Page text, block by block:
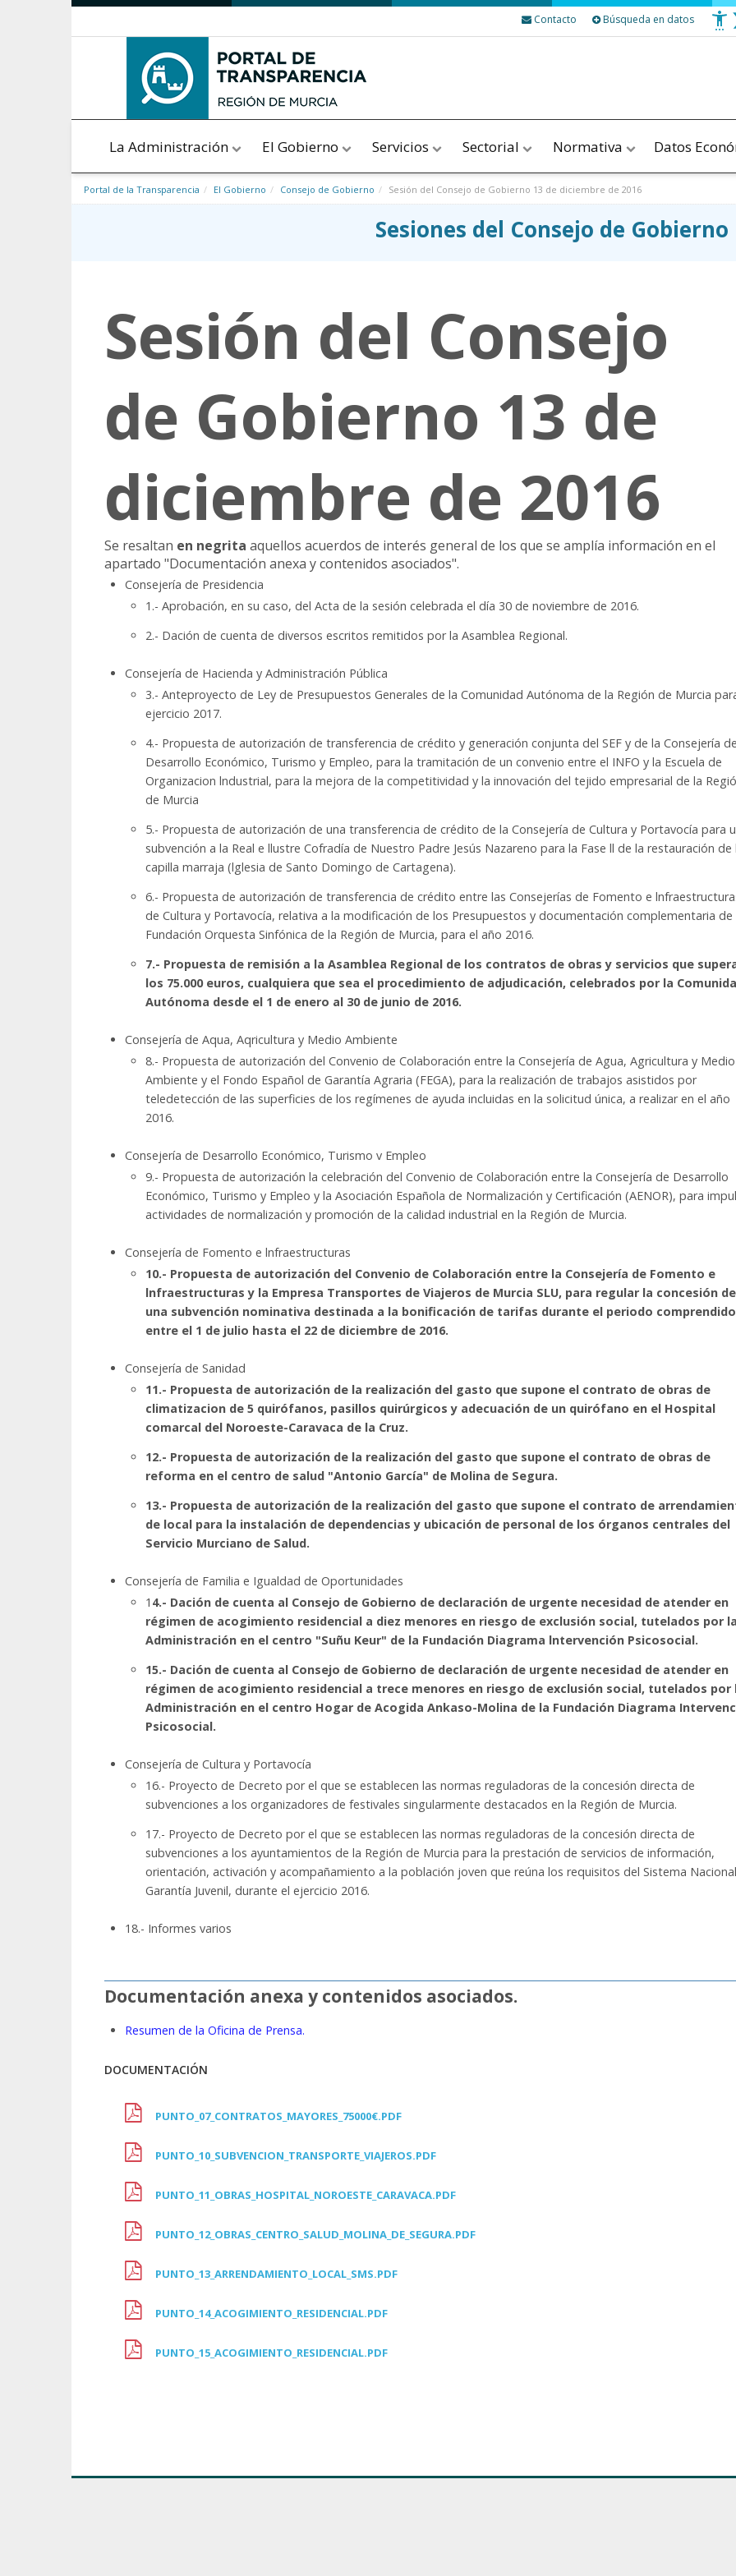
Saltar al contenido
Contacto Búsqueda en datos
La Administración El Gobierno Servicios Sectorial Normativa Datos
Portal de la Transparencia El Gobierno Consejo de Gobierno Sesión del Consejo de Gobierno 13 de diciembre de 2016
Sesiones del Consejo de Gobierno
Sesión del Consejo
de Gobierno 13 de
diciembre de 2016
Se resaltan en negrita aquellos acuerdos de interés general de los que se amplía información en el
apartado "Documentación anexa y contenidos asociados".
Consejería de Presidencia
1.- Aprobación, en su caso, del Acta de la sesión celebrada el día 30 de noviembre de 2016.
2.- Dación de cuenta de diversos escritos remitidos por la Asamblea Regional.
Consejería de Hacienda y Administración Pública
3.- Anteproyecto de Ley de Presupuestos Generales de la Comunidad Autónoma de la Región de Murcia
ejercicio 2017.
4.- Propuesta de autorización de transferencia de crédito y generación conjunta del SEF y de la Consejería
Desarrollo Económico, Turismo y Empleo, para la tramitación de un convenio entre el INFO y la Escuela de
Organizacion lndustrial, para la mejora de la competitividad y la innovación del tejido empresarial de la
de Murcia
5.- Propuesta de autorización de una transferencia de crédito de la Consejería de Cultura y Portavocía para
subvención a la Real e llustre Cofradía de Nuestro Padre Jesús Nazareno para la Fase ll de la restauración de
capilla marraja (lglesia de Santo Domingo de Cartagena).
6.- Propuesta de autorización de transferencia de crédito entre las Consejerías de Fomento e
de Cultura y Portavocía, relativa a la modificación de los Presupuestos y documentación complementaria de
Fundación Orquesta Sinfónica de la Región de Murcia, para el año 2016.
7.- Propuesta de remisión a la Asamblea Regional de los contratos de obras y servicios que
los 75.000 euros, cualquiera que sea el procedimiento de adjudicación, celebrados por la
Autónoma desde el 1 de enero al 30 de junio de 2016.
Consejería de Aqua, Aqricultura y Medio Ambiente
8.- Propuesta de autorización del Convenio de Colaboración entre la Consejería de Agua, Agricultura y Medio
Ambiente y el Fondo Español de Garantía Agraria (FEGA), para la realización de trabajos asistidos por
teledetección de las superficies de los regímenes de ayuda incluidas en la solicitud única, a realizar en el año
2016.
Consejería de Desarrollo Económico, Turismo v Empleo
9.- Propuesta de autorización la celebración del Convenio de Colaboración entre la Consejería de Desarrollo
Económico, Turismo y Empleo y la Asociación Española de Normalización y Certificación (AENOR), para
actividades de normalización y promoción de la calidad industrial en la Región de Murcia.
Consejería de Fomento e lnfraestructuras
10.- Propuesta de autorización del Convenio de Colaboración entre la Consejería de Fomento e
lnfraestructuras y la Empresa Transportes de Viajeros de Murcia SLU, para regular la concesión de
una subvención nominativa destinada a la bonificación de tarifas durante el periodo comprendido
entre el 1 de julio hasta el 22 de diciembre de 2016.
Consejería de Sanidad
11.- Propuesta de autorización de la realización del gasto que supone el contrato de obras de
climatizacion de 5 quirófanos, pasillos quirúrgicos y adecuación de un quirófano en el Hospital
comarcal del Noroeste-Caravaca de la Cruz.
12.- Propuesta de autorización de la realización del gasto que supone el contrato de obras de
reforma en el centro de salud "Antonio García" de Molina de Segura.
13.- Propuesta de autorización de la realización del gasto que supone el contrato de
de local para la instalación de dependencias y ubicación de personal de los órganos centrales del
Servicio Murciano de Salud.
Consejería de Familia e Igualdad de Oportunidades
1 4.- Dación de cuenta al Consejo de Gobierno de declaración de urgente necesidad de atender en
régimen de acogimiento residencial a diez menores en riesgo de exclusión social, tutelados por
Administración en el centro "Suñu Keur" de la Fundación Diagrama lntervención Psicosocial.
15.- Dación de cuenta al Consejo de Gobierno de declaración de urgente necesidad de atender en
régimen de acogimiento residencial a trece menores en riesgo de exclusión social, tutelados por
Administración en el centro Hogar de Acogida Ankaso-Molina de la Fundación Diagrama
Psicosocial.
Consejería de Cultura y Portavocía
16.- Proyecto de Decreto por el que se establecen las normas reguladoras de la concesión directa de
subvenciones a los organizadores de festivales singularmente destacados en la Región de Murcia.
17.- Proyecto de Decreto por el que se establecen las normas reguladoras de la concesión directa de
subvenciones a los ayuntamientos de la Región de Murcia para la prestación de servicios de información,
orientación, activación y acompañamiento a la población joven que reúna los requisitos del Sistema
Garantía Juvenil, durante el ejercicio 2016.
18.- Informes varios
Documentación anexa y contenidos asociados.
Resumen de la Oficina de Prensa.
DOCUMENTACIÓN
PUNTO_07_CONTRATOS_MAYORES_75000€.PDF
PUNTO_10_SUBVENCION_TRANSPORTE_VIAJEROS.PDF
PUNTO_11_OBRAS_HOSPITAL_NOROESTE_CARAVACA.PDF
PUNTO_12_OBRAS_CENTRO_SALUD_MOLINA_DE_SEGURA.PDF
PUNTO_13_ARRENDAMIENTO_LOCAL_SMS.PDF
PUNTO_14_ACOGIMIENTO_RESIDENCIAL.PDF
PUNTO_15_ACOGIMIENTO_RESIDENCIAL.PDF